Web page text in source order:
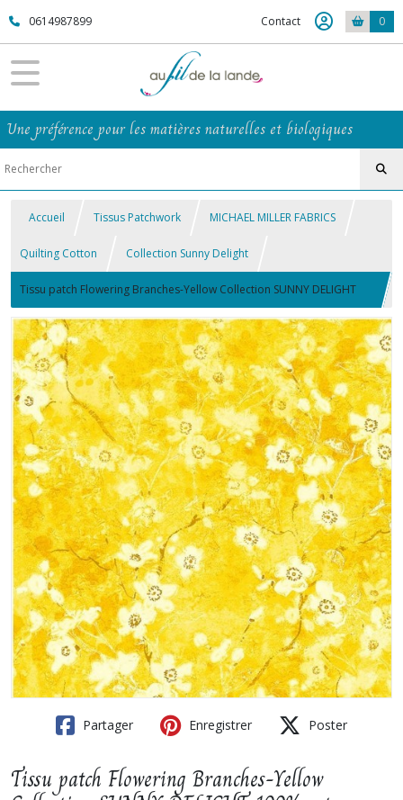
0614987899 Contact 0
Une préférence pour les matières naturelles et biologiques
Accueil Tissus Patchwork MICHAEL MILLER FABRICS
Quilting Cotton Collection Sunny Delight
Tissu patch Flowering Branches-Yellow Collection SUNNY DELIGHT
100% coton MICHAEL MILLER FABRICS
Partager Enregistrer Poster
Tissu patch Flowering Branches-Yellow